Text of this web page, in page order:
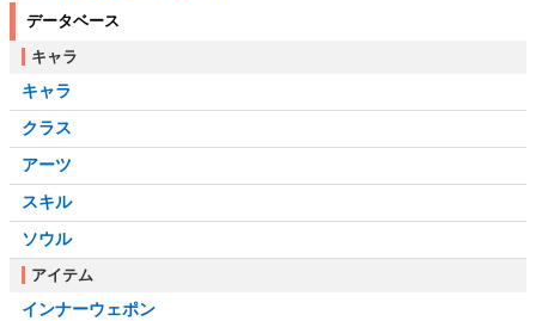
データベース
キャラ
キャラ
クラス
アーツ
スキル
ソウル
アイテム
インナーウェポン